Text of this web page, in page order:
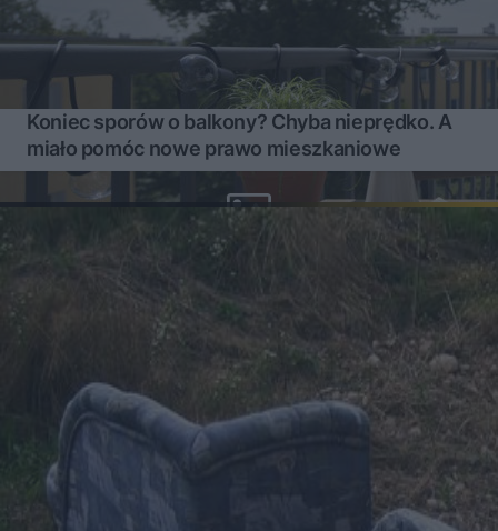
Koniec sporów o balkony? Chyba nieprędko. A
miało pomóc nowe prawo mieszkaniowe